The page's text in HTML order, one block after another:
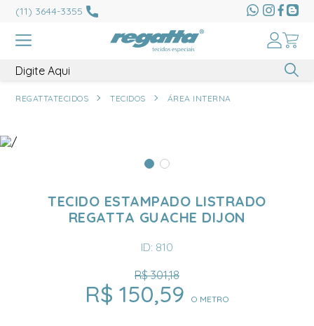
(11) 3644-3355
REGATTATECIDOS TECIDOS ÁREA INTERNA
TECIDO ESTAMPADO LISTRADO
REGATTA GUACHE DIJON
ID: 810
R$ 150,59 O METRO
R$ 301,18